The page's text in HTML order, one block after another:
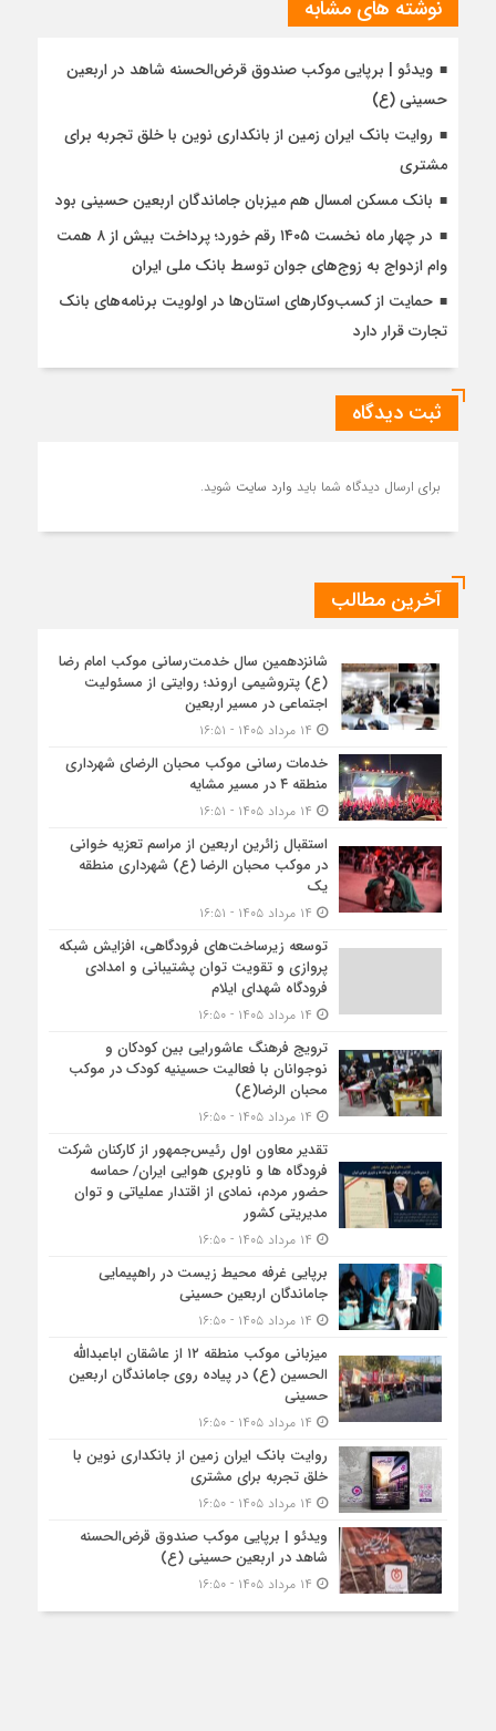
نوشته های مشابه
ویدئو | برپایی موکب صندوق قرض‌الحسنه شاهد در اربعین
حسینی (ع)
روایت بانک ایران زمین از بانکداری نوین با خلق تجربه برای
مشتری
بانک مسکن امسال هم میزبان جاماندگان اربعین حسینی بود
در چهار ماه نخست ۱۴۰۵ رقم خورد؛ پرداخت بیش از ۸ همت
وام ازدواج به زوج‌های جوان توسط بانک ملی ایران
حمایت از کسب‌وکارهای استان‌ها در اولویت برنامه‌های بانک
تجارت قرار دارد
ثبت دیدگاه
برای ارسال دیدگاه شما باید وارد سایت شوید.
آخرین مطالب
شانزدهمین سال خدمت‌رسانی موکب امام رضا
(ع) پتروشیمی اروند؛ روایتی از مسئولیت
اجتماعی در مسیر اربعین
خدمات رسانی موکب محبان الرضای شهرداری
منطقه ۴ در مسیر مشایه
استقبال زائرین اربعین از مراسم تعزیه خوانی
در موکب محبان الرضا (ع) شهرداری منطقه
یک
توسعه زیرساخت‌های فرودگاهی، افزایش شبکه
پروازی و تقویت توان پشتیبانی و امدادی
فرودگاه شهدای ایلام
ترویج فرهنگ عاشورایی بین کودکان و
نوجوانان با فعالیت حسینیه کودک در موکب
محبان الرضا(ع)
تقدیر معاون اول رئیس‌جمهور از کارکنان شرکت
فرودگاه ها و ناوبری هوایی ایران/ حماسه
حضور مردم، نمادی از اقتدار عملیاتی و توان
مدیریتی کشور
برپایی غرفه محیط زیست در راهپیمایی
جاماندگان اربعین حسینی
میزبانی موکب منطقه ۱۲ از عاشقان اباعبدالله
الحسین (ع) در پیاده روی جاماندگان اربعین
حسینی
روایت بانک ایران زمین از بانکداری نوین با
خلق تجربه برای مشتری
ویدئو | برپایی موکب صندوق قرض‌الحسنه
شاهد در اربعین حسینی (ع)